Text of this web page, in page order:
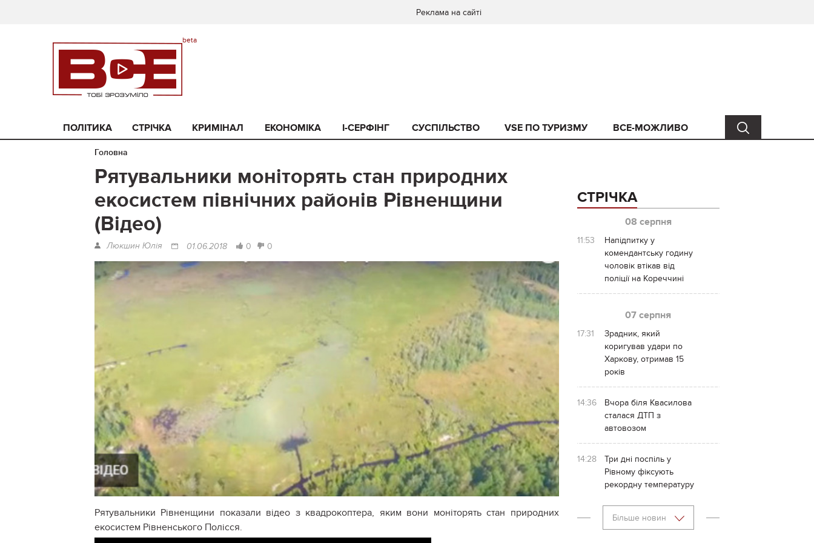
Реклама на сайті
ПОЛІТИКА СТРІЧКА КРИМІНАЛ ЕКОНОМІКА I-СЕРФІНГ СУСПІЛЬСТВО VSE ПО ТУРИЗМУ ВСЕ-МОЖЛИВО
Головна
Рятувальники моніторять стан природних
екосистем північних районів Рівненщини
(Відео)
Люкшин Юлія 01.06.2018 0 0
Рятувальники Рівненщини показали відео з квадрокоптера, яким вони моніторять стан природних
екосистем Рівненського Полісся.
СТРІЧКА
08 серпня
11:53
Напідпитку у
комендантську годину
чоловік втікав від
поліції на Кореччині
07 серпня
17:31
Зрадник, який
коригував удари по
Харкову, отримав 15
років
14:36
Вчора біля Квасилова
сталася ДТП з
автовозом
14:28
Три дні поспіль у
Рівному фіксують
рекордну температуру
Більше новин